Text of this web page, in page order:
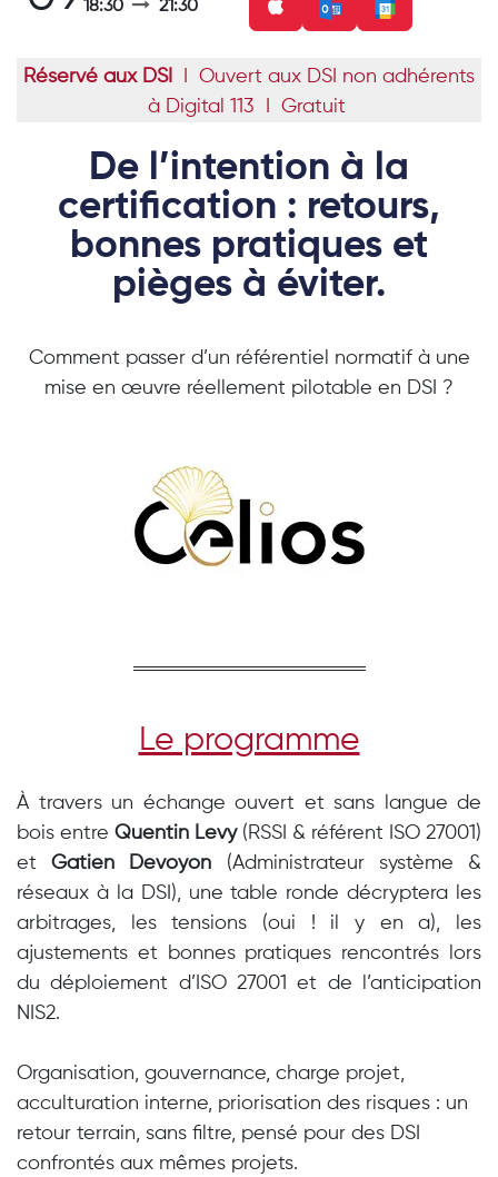
18:30
21:30
Réservé aux DSI
I Ouvert aux DSI non adhérents
à Digital 113
I Gratuit
De l’intention à la
certification : retours,
bonnes pratiques et
pièges à éviter.
Comment passer d’un référentiel normatif à une
mise en œuvre réellement pilotable en DSI ?
Le programme
À travers un échange ouvert et sans langue de
bois entre Quentin Levy(RSSI & référent ISO 27001)
etGatien Devoyon (Administrateur système &
réseaux à la DSI), une table ronde décryptera les
arbitrages, les tensions (oui ! il y en a), les
ajustements et bonnes pratiques rencontrés lors
du déploiement d’ISO 27001 et de l’anticipation
NIS2.
Organisation, gouvernance, charge projet,
acculturation interne, priorisation des risques : un
retour terrain, sans filtre, pensé pour des DSI
confrontés aux mêmes projets.